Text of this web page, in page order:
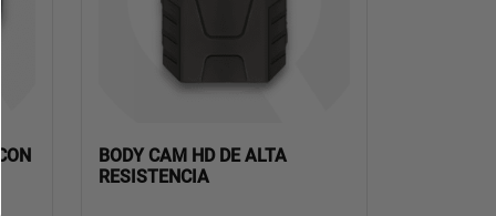
BODY CAM HD DE ALTA
RESISTENCIA